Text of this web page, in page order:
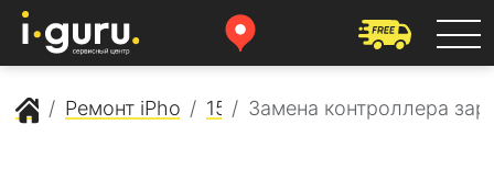
Сервисный центр Apple
Ремонт iPhone 15 Замена контроллера